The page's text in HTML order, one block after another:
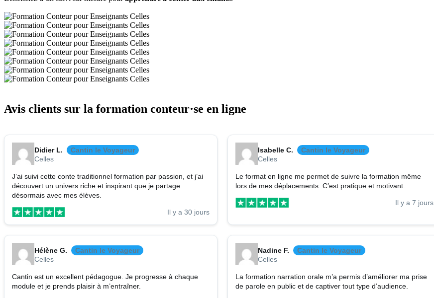
Avis clients sur la formation conteur·se en ligne
Didier L.
Cantin le Voyageur
Celles
J’ai suivi cette conte traditionnel formation par passion, et j’ai
découvert un univers riche et inspirant que je partage
désormais avec mes élèves.
Il y a 30 jours
Isabelle C.
Cantin le Voyageur
Celles
Le format en ligne me permet de suivre la formation même
lors de mes déplacements. C’est pratique et motivant.
Il y a 7 jours
Hélène G.
Cantin le Voyageur
Celles
Cantin est un excellent pédagogue. Je progresse à chaque
module et je prends plaisir à m’entraîner.
Nadine F.
Cantin le Voyageur
Celles
La formation narration orale m’a permis d’améliorer ma prise
de parole en public et de captiver tout type d’audience.